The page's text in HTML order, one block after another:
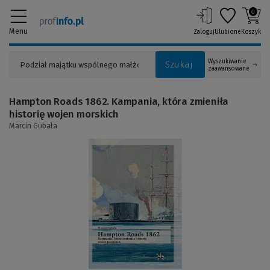
Menu
Szukaj
Wyszukiwanie
zaawansowane
ZalogujUlubione
0
Koszyk
Hampton Roads 1862. Kampania, która zmieniła
historię wojen morskich
Marcin Gubała